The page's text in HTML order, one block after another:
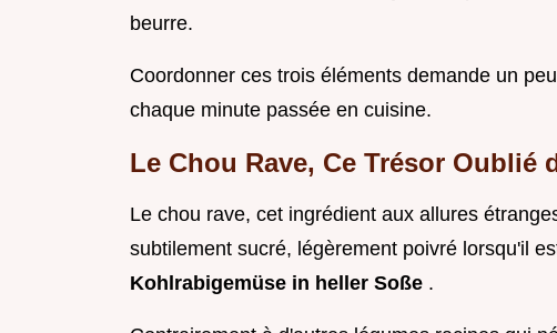
beurre.
Coordonner ces trois éléments demande un
chaque minute passée en cuisine.
Le Chou Rave, Ce Trésor Oublié
Le chou rave, cet ingrédient aux allures
subtilement sucré, légèrement poivré lorsqu'il
Kohlrabigemüse in heller Soße .